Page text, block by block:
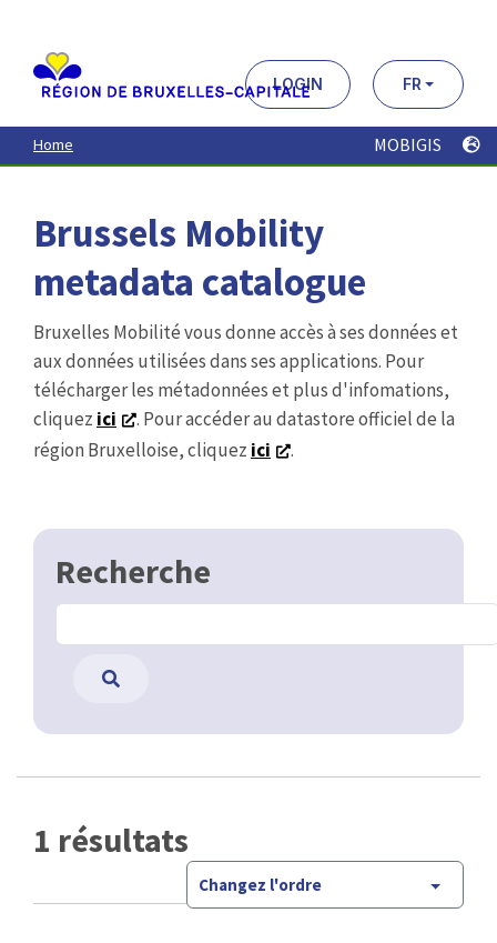
contenu
principal
LOGIN FR
Home MOBIGIS
Brussels Mobility
metadata catalogue
Bruxelles Mobilité vous donne accès à ses données et
aux données utilisées dans ses applications. Pour
télécharger les métadonnées et plus d'infomations,
cliquez ici
. Pour accéder au datastore officiel de la
région Bruxelloise, cliquez ici .
Recherche
1 résultats
Changez l'ordre